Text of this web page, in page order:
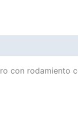
con rodamiento